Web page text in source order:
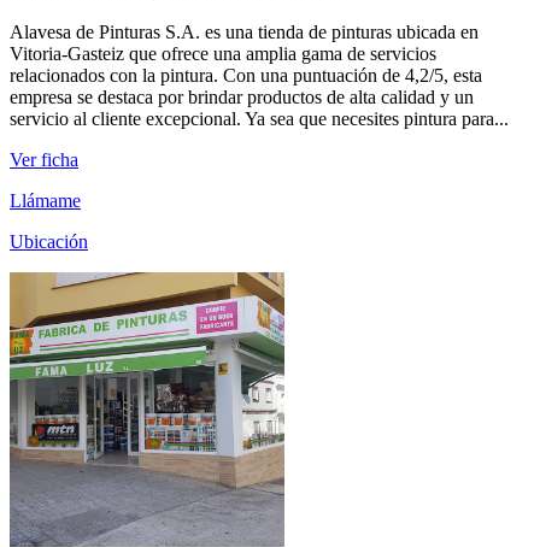
Alavesa de Pinturas S.A. es una tienda de pinturas ubicada en
Vitoria-Gasteiz que ofrece una amplia gama de servicios
relacionados con la pintura. Con una puntuación de 4,2/5, esta
empresa se destaca por brindar productos de alta calidad y un
servicio al cliente excepcional. Ya sea que necesites pintura para...
Ver ficha
Llámame
Ubicación